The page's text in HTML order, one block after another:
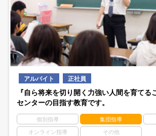
アルバイト 正社員
『自ら将来を切り開く力強い人間を育てる
センターの目指す教育です。
個別指導 集団指導
オンライン指導 その他